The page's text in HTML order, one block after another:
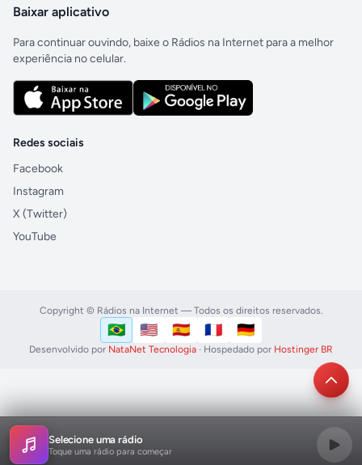
Baixar aplicativo
Para continuar ouvindo, baixe o Rádios na Internet para a melhor
experiência no celular.
Redes sociais
Facebook
Instagram
X (Twitter)
YouTube
Copyright © Rádios na Internet — Todos os direitos reservados.
Idioma
🇧🇷Português (Brasil)
🇺🇸English (US)
🇪🇸Español
🇫🇷Français
🇩🇪Deutsch
Desenvolvido por NataNet Tecnologia · Hospedado por Hostinger BR
Selecione uma rádio
Toque uma rádio para começar